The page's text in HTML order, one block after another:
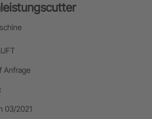
Anfrage
03/2021